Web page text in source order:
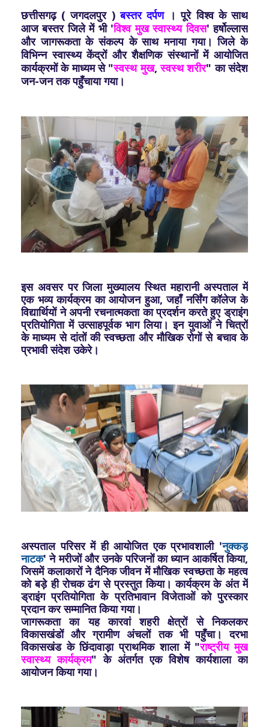
छत्तीसगढ़ ( जगदलपुर )बस्तर दर्पण। पूरे विश्व के साथ
आज बस्तर जिले में भी 'विश्व मुख स्वास्थ्य दिवस' हर्षोल्लास
और जागरूकता के संकल्प के साथ मनाया गया। जिले के
विभिन्न स्वास्थ्य केंद्रों और शैक्षणिक संस्थानों में आयोजित
कार्यक्रमों के माध्यम से "स्वस्थ मुख,स्वस्थ शरीर" का संदेश
जन-जन तक पहुँचाया गया।
इस अवसर पर जिला मुख्यालय स्थित महारानी अस्पताल में
एक भव्य कार्यक्रम का आयोजन हुआ, जहाँ नर्सिंग कॉलेज के
विद्यार्थियों ने अपनी रचनात्मकता का प्रदर्शन करते हुए ड्राइंग
प्रतियोगिता में उत्साहपूर्वक भाग लिया। इन युवाओं ने चित्रों
के माध्यम से दांतों की स्वच्छता और मौखिक रोगों से बचाव के
प्रभावी संदेश उकेरे।
अस्पताल परिसर में ही आयोजित एक प्रभावशाली 'नुक्कड़
नाटक' ने मरीजों और उनके परिजनों का ध्यान आकर्षित किया,
जिसमें कलाकारों ने दैनिक जीवन में मौखिक स्वच्छता के महत्व
को बड़े ही रोचक ढंग से प्रस्तुत किया। कार्यक्रम के अंत में
ड्राइंग प्रतियोगिता के प्रतिभावान विजेताओं को पुरस्कार
प्रदान कर सम्मानित किया गया।
जागरूकता का यह कारवां शहरी क्षेत्रों से निकलकर
विकासखंडों और ग्रामीण अंचलों तक भी पहुँचा।दरभा
विकासखंड के छिंदावाड़ा प्राथमिक शाला में "राष्ट्रीय मुख
स्वास्थ्य कार्यक्रम" के अंतर्गत एक विशेष कार्यशाला का
आयोजन किया गया।